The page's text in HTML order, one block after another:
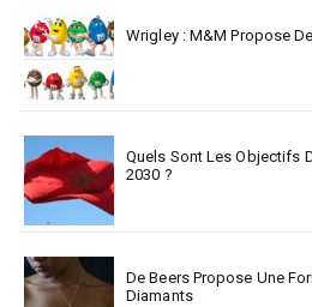
Wrigley : M&M Propose
Quels Sont Les Objectifs
2030 ?
De Beers Propose Une
Diamants